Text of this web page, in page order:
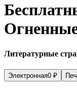
Литературные
Электронная0 ₽